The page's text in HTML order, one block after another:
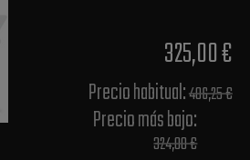
325,00 €
Precio habitual​:406,25 €
Precio más bajo​:
324,00 €